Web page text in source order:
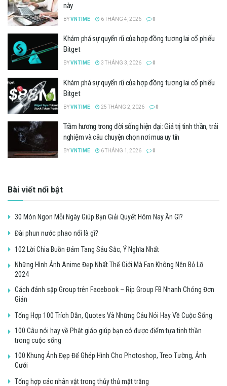
này
BYVNTIME 6 THÁNG 4, 2026 0
Khám phá sự quyến rũ của hợp đồng tương lai cổ phiếu
Bitget
BYVNTIME 3 THÁNG 3, 2026 0
Khám phá sự quyến rũ của hợp đồng tương lai cổ phiếu
Bitget
BYVNTIME 25 THÁNG 2, 2026 0
Trầm hương trong đời sống hiện đại: Giá trị tinh thần, trải
nghiệm và câu chuyện chọn nơi mua uy tín
BYVNTIME 6 THÁNG 1, 2026 0
Bài viết nổi bật
30 Món Ngon Mỗi Ngày Giúp Bạn Giải Quyết Hôm Nay Ăn Gì?
Đài phun nước phao nổi là gì?
102 Lời Chia Buồn Đám Tang Sâu Sắc, Ý Nghĩa Nhất
Những Hình Ảnh Anime Đẹp Nhất Thế Giới Mà Fan Không Nên Bỏ Lỡ
2024
Cách đánh sập Group trên Facebook – Rip Group FB Nhanh Chóng Đơn
Giản
Tổng Hợp 100 Trích Dẫn, Quotes Và Những Câu Nói Hay Về Cuộc Sống
100 Câu nói hay về Phật giáo giúp bạn có được điểm tựa tinh thần
trong cuộc sống
100 Khung Ảnh Đẹp Để Ghép Hình Cho Photoshop, Treo Tường, Ảnh
Cưới
Tổng hợp các nhân vật trong thủy thủ mặt trăng